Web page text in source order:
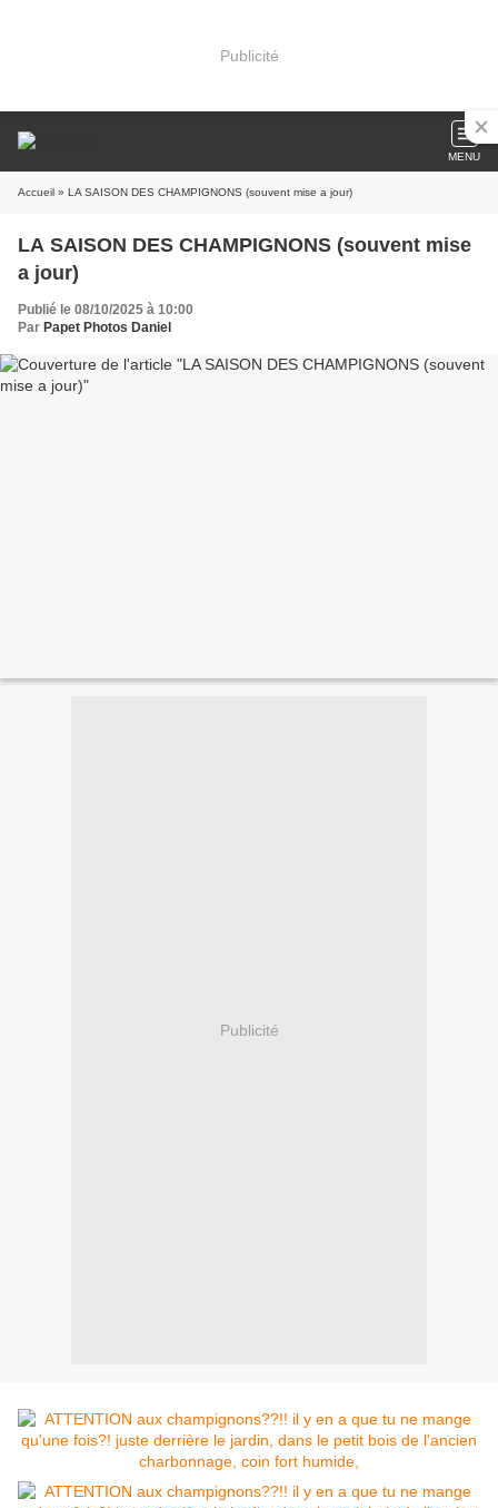
Publicité
MENU
Accueil » LA SAISON DES CHAMPIGNONS (souvent mise a jour)
LA SAISON DES CHAMPIGNONS (souvent mise
a jour)
Publié le 08/10/2025 à 10:00
Par Papet Photos Daniel
Publicité